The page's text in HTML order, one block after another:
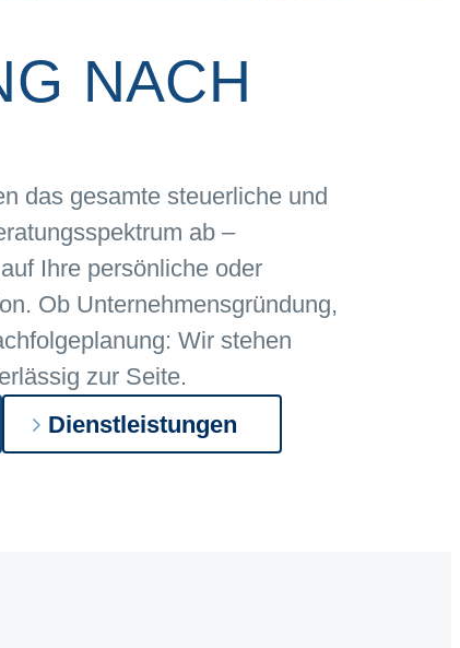
NACH
das gesamte steuerliche und
ab –
Ihre persönliche oder
Ob Unternehmensgründung,
Wir stehen
zur Seite.
Dienstleistungen